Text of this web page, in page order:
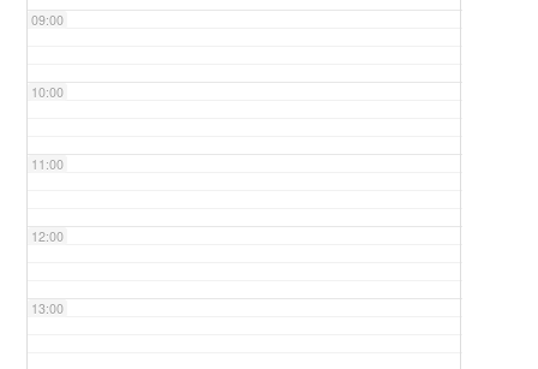
09:00
10:00
11:00
12:00
13:00